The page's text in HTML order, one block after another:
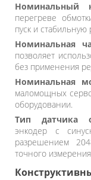
Номинальный
перегреве
пуск и стабильную
Номинальная
позволяет
без применения
Номинальная
маломощных
оборудовании.
Тип датчика
энкодер с
разрешением
точного